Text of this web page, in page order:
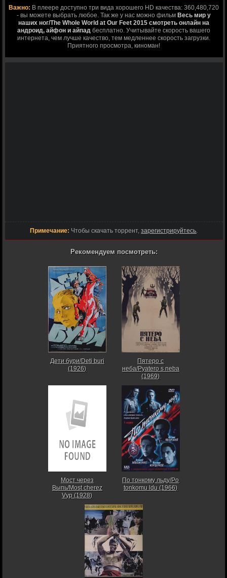
Важно: В плеере доступно три вида хорошего HD качества: 360,480,720
- вы можете выбрать любое. Так же у нас можно фильм Весь мир у
наших ног/The Whole World at Our Feet 2015 смотреть онлайн на
андроид, айфон и айпад бесплатно. Учитывайте скорость вашего
интернета, чем лучше качество, тем медленнее скорость загрузки.
Приятного просмотра, киноман!
Примечание: Чтобы скачать торрент,зарегистрируйтесь.
Рекомендуем посмотреть:
Дети бури/Deti buri
(1926)
Пятеро с
неба/Pyatero s neba
(1969)
Мост через
Выпь/Most cherez
Vyp (1928)
По тонкому льду/Po
tonkomu ldu (1966)